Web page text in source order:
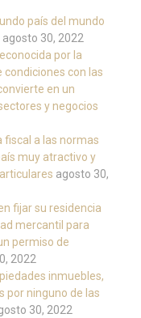
país del mundo
agosto 30, 2022
por la
condiciones con las
en un
y negocios
fiscal a las normas
muy atractivo y
agosto 30,
fijar su residencia
mercantil para
permiso de
2022
inmuebles,
por ninguno de las
30, 2022